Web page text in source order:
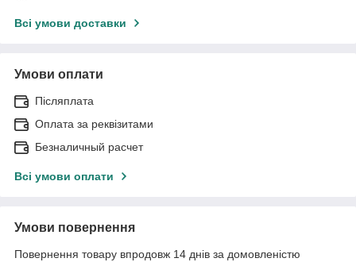
Всі умови доставки
Умови оплати
Післяплата
Оплата за реквізитами
Безналичный расчет
Всі умови оплати
Умови повернення
Повернення товару впродовж 14 днів за домовленістю